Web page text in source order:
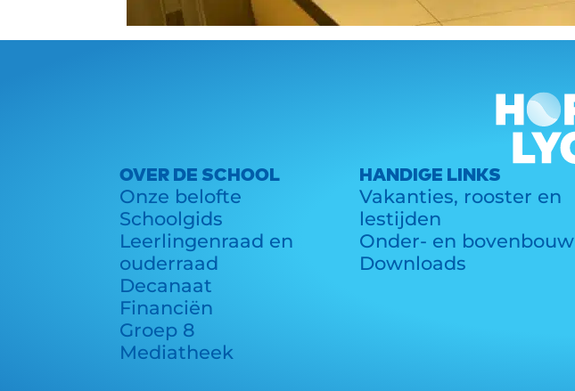
OVER DE SCHOOL
Onze belofte
Schoolgids
Leerlingenraad en
ouderraad
Decanaat
Financiën
Groep 8
Mediatheek
HANDIGE LINKS
Vakanties, rooster en
lestijden
Onder- en bovenbouw
Downloads